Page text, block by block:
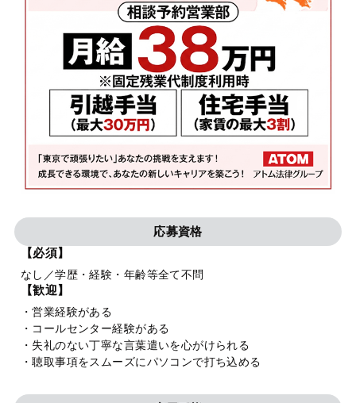
応募資格
【必須】
なし／学歴・経験・年齢等全て不問
【歓迎】
・営業経験がある
・コールセンター経験がある
・失礼のない丁寧な言葉遣いを心がけられる
・聴取事項をスムーズにパソコンで打ち込める